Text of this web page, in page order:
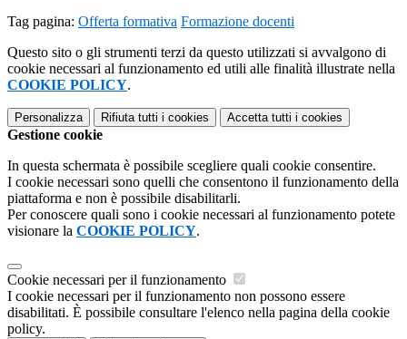
Tag pagina: Offerta formativa Formazione docenti
Questo sito o gli strumenti terzi da questo utilizzati si avvalgono di
cookie necessari al funzionamento ed utili alle finalità illustrate nella
COOKIE POLICY.
Personalizza Rifiuta tutti i cookies Accetta tutti i cookies
Gestione cookie
In questa schermata è possibile scegliere quali cookie consentire.
I cookie necessari sono quelli che consentono il funzionamento della
piattaforma e non è possibile disabilitarli.
Per conoscere quali sono i cookie necessari al funzionamento potete
visionare la COOKIE POLICY.
Cookie necessari per il funzionamento
I cookie necessari per il funzionamento non possono essere
disabilitati. È possibile consultare l'elenco nella pagina della cookie
policy.